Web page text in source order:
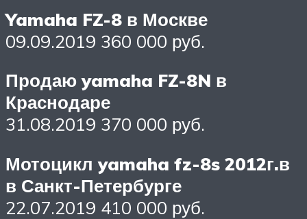
Yamaha FZ-8 в Москве
09.09.2019 360 000 руб.
Продаю yamaha FZ-8N в
Краснодаре
31.08.2019 370 000 руб.
Мотоцикл yamaha fz-8s 2012г.в
в Санкт-Петербурге
22.07.2019 410 000 руб.